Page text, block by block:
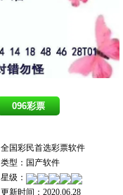
096彩票
全国彩民首选彩票软件
类型：国产软件
星级：
更新时间：2020.06.28